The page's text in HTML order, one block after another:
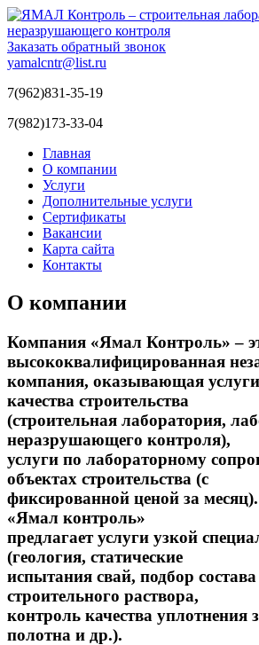
Заказать обратный звонок
yamalcntr@list.ru
7(962)831-35-19
7(982)173-33-04
Главная
О компании
Услуги
Дополнительные услуги
Сертификаты
Вакансии
Карта сайта
Контакты
О компании
Компания «Ямал Контроль» –
высококвалифицированная
компания, оказывающая
качества строительства
(строительная лаборатория,
неразрушающего контроля),
услуги по лабораторному
объектах строительства (с
фиксированной ценой за
«Ямал контроль»
предлагает услуги узкой
(геология, статические
испытания свай, подбор
строительного раствора,
контроль качества уплотнения
полотна и др.).